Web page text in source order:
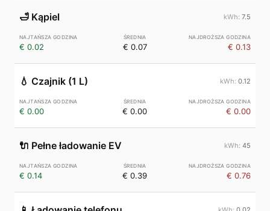
🛁 Kąpiel 7.5
€ 0.02 € 0.07 € 0.13
💧 Czajnik (1 L) 0.12
€ 0.00 € 0.00 € 0.00
🔌 Pełne ładowanie EV 45
€ 0.14 € 0.39 € 0.76